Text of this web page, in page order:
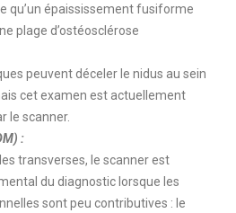
qu’un épaississement fusiforme
plage d’ostéosclérose
peuvent déceler le nidus au sein
cet examen est actuellement
le scanner.
:
transverses, le scanner est
du diagnostic lorsque les
sont peu contributives : le